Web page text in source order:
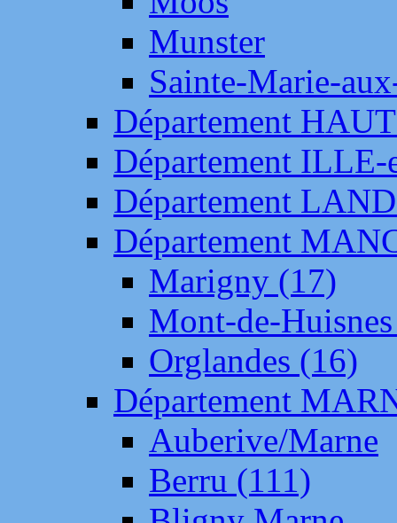
Munster
Sainte-Marie-
Département
Département
Département
Département
Marigny (17)
Mont-de-
Orglandes (16)
Département
Auberive/Marne
Berru (111)